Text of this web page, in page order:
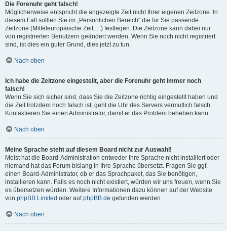
Die Forenuhr geht falsch!
Möglicherweise entspricht die angezeigte Zeit nicht Ihrer eigenen Zeitzone. In
diesem Fall sollten Sie im „Persönlichen Bereich“ die für Sie passende
Zeitzone (Mitteleuropäische Zeit, ...) festlegen. Die Zeitzone kann dabei nur
von registrierten Benutzern geändert werden. Wenn Sie noch nicht registriert
sind, ist dies ein guter Grund, dies jetzt zu tun.
Nach oben
Ich habe die Zeitzone eingestellt, aber die Forenuhr geht immer noch
falsch!
Wenn Sie sich sicher sind, dass Sie die Zeitzone richtig eingestellt haben und
die Zeit trotzdem noch falsch ist, geht die Uhr des Servers vermutlich falsch.
Kontaktieren Sie einen Administrator, damit er das Problem beheben kann.
Nach oben
Meine Sprache steht auf diesem Board nicht zur Auswahl!
Meist hat die Board-Administration entweder Ihre Sprache nicht installiert oder
niemand hat das Forum bislang in Ihre Sprache übersetzt. Fragen Sie ggf.
einen Board-Administrator, ob er das Sprachpaket, das Sie benötigen,
installieren kann. Falls es noch nicht existiert, würden wir uns freuen, wenn Sie
es übersetzen würden. Weitere Informationen dazu können auf der Website
von phpBB Limited oder aufphpBB.de gefunden werden.
Nach oben